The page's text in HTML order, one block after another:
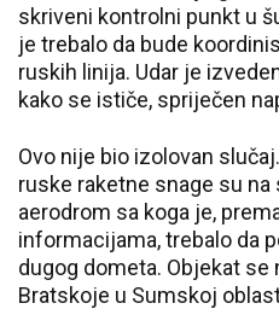
skriveni kontrolni punkt u
je trebalo da bude
ruskih linija. Udar je
kako se ističe, spriječen
Ovo nije bio izolovan
ruske raketne snage su na
aerodrom sa koga je,
informacijama, trebalo da
dugog dometa. Objekat se
Bratskoje u Sumskoj